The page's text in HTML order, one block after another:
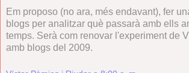
Em proposo (no ara, més endavant), fer
blogs per analitzar què passarà amb ells
temps. Serà com renovar l'experiment de
amb blogs del 2009.